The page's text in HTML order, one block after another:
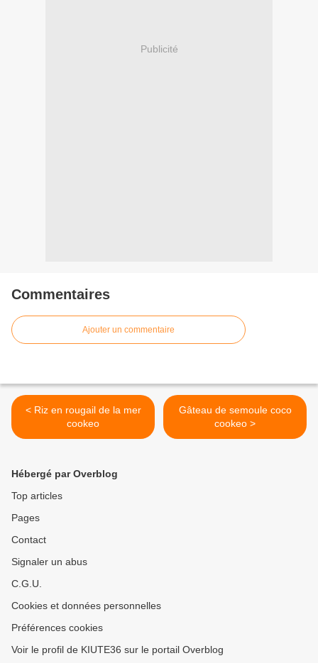
Publicité
Commentaires
Ajouter un commentaire
< Riz en rougail de la mer
cookeo
Gâteau de semoule coco
cookeo >
Hébergé par Overblog
Top articles
Pages
Contact
Signaler un abus
C.G.U.
Cookies et données personnelles
Préférences cookies
Voir le profil de KIUTE36 sur le portail Overblog